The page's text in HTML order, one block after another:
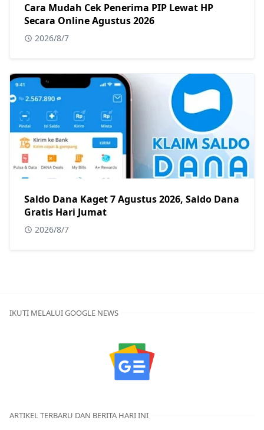
Cara Mudah Cek Penerima PIP Lewat HP
Secara Online Agustus 2026
2026/8/7
Saldo Dana Kaget 7 Agustus 2026, Saldo Dana
Gratis Hari Jumat
2026/8/7
IKUTI MELALUI GOOGLE NEWS
ARTIKEL TERBARU DAN BERITA HARI INI